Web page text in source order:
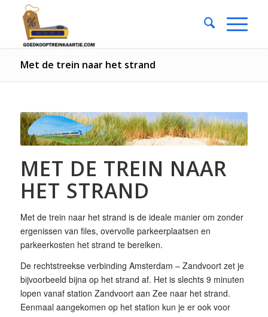
Met de trein naar het strand
MET DE TREIN NAAR
HET STRAND
Met de trein naar het strand is de ideale manier om zonder
ergenissen van files, overvolle parkeerplaatsen en
parkeerkosten het strand te bereiken.
De rechtstreekse verbinding Amsterdam – Zandvoort zet je
bijvoorbeeld bijna op het strand af. Het is slechts 9 minuten
lopen vanaf station Zandvoort aan Zee naar het strand.
Eenmaal aangekomen op het station kun je er ook voor